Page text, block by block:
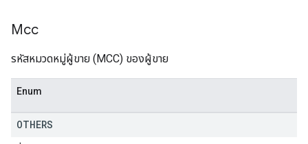
Mcc
รหัสหมวดหมู่ผู้ขาย (MCC) ของผู้ขาย
Enum
OTHERS